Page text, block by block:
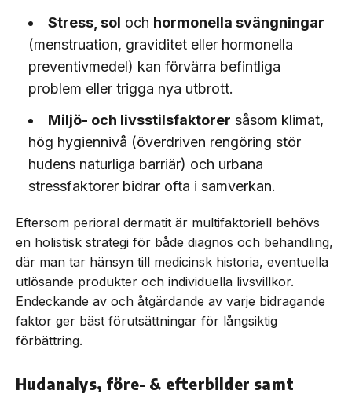
Stress, sol och hormonella svängningar
(menstruation, graviditet eller hormonella
preventivmedel) kan förvärra befintliga
problem eller trigga nya utbrott.
Miljö- och livsstilsfaktorer såsom klimat,
hög hygiennivå (överdriven rengöring stör
hudens naturliga barriär) och urbana
stressfaktorer bidrar ofta i samverkan.
Eftersom perioral dermatit är multifaktoriell behövs
en holistisk strategi för både diagnos och behandling,
där man tar hänsyn till medicinsk historia, eventuella
utlösande produkter och individuella livsvillkor.
Endeckande av och åtgärdande av varje bidragande
faktor ger bäst förutsättningar för långsiktig
förbättring.
Hudanalys, före- & efterbilder samt